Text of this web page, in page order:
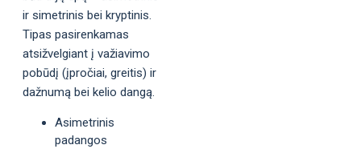
ir simetrinis bei kryptinis.
Tipas pasirenkamas
atsižvelgiant į važiavimo
pobūdį (įpročiai, greitis) ir
dažnumą bei kelio dangą.
Asimetrinis
padangos